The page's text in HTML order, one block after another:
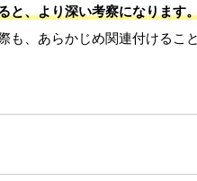
、より深い考察になります。
も、あらかじめ関連付けるこ